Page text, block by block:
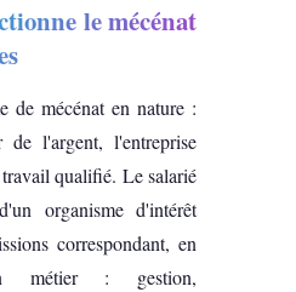
le mécénat
de mécénat en nature :
l'argent, l'entreprise
qualifié. Le salarié
organisme d'intérêt
correspondant, en
métier : gestion,